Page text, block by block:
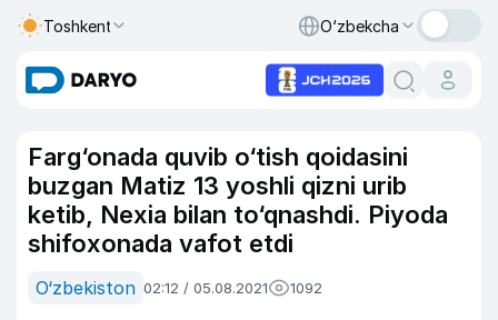
Toshkent O‘zbekcha
Farg‘onada quvib o‘tish qoidasini
buzgan Matiz 13 yoshli qizni urib
ketib, Nexia bilan to‘qnashdi. Piyoda
shifoxonada vafot etdi
O‘zbekiston 02:12 / 05.08.2021 1092